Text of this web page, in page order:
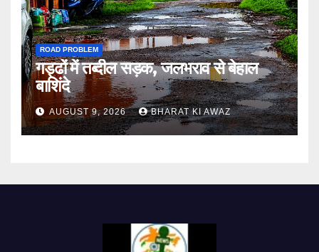
ROAD PROBLEM
गड्ढों में तब्दील सड़क, जलभराव से बेहाल
बाशिंदे
AUGUST 9, 2026 BHARAT KI AWAZ